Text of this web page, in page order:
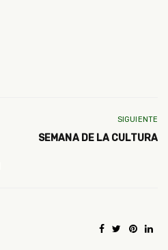
SIGUIENTE
SEMANA DE LA CULTURA